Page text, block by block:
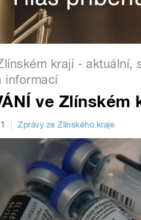
kraji - aktuální,
informací
ve Zlínském
Zprávy ze Zlínského kraje